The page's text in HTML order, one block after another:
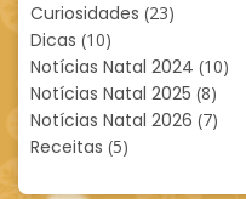
Curiosidades (23)
Dicas (10)
Notícias Natal 2024 (10)
Notícias Natal 2025 (8)
Notícias Natal 2026 (7)
Receitas (5)